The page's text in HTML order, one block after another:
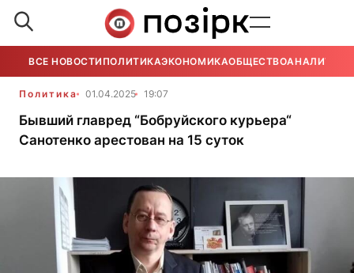
ВСЕ НОВОСТИ ПОЛИТИКАЭКОНОМИКАОБЩЕСТВОАНАЛИТИКА
Политика 01.04.2025 19:07
Бывший главред “Бобруйского курьера“
Санотенко арестован на 15 суток